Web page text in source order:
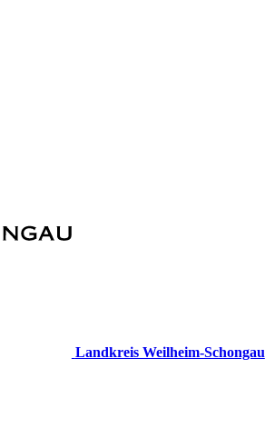
Landkreis Weilheim-Schongau